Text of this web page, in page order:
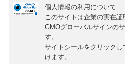
個人情報の利用について
このサイトは企業の実在証
GMOグローバルサインの
す。
サイトシールをクリック
けます。